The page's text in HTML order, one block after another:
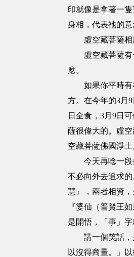
印就像是拿著一
身相，代表祂的
虛空藏菩薩相應
虛空藏菩薩有一
應。
如果你平時有在
方。在今年的3月
日全食，3月9日
薩很偉大的。虛
空藏菩薩佛國淨土
今天再唸一段書
不必向外去追求
慧』，兩者相資
『婆仙（普賢王
是開悟，「事」
講一個笑話，孫
以沒得商量。」